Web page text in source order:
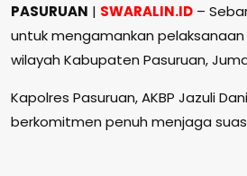
PASURUAN | SWARALIN.ID –
untuk mengamankan
wilayah Kabupaten Pasuruan,
Kapolres Pasuruan, AKBP Jazuli
berkomitmen penuh menjaga